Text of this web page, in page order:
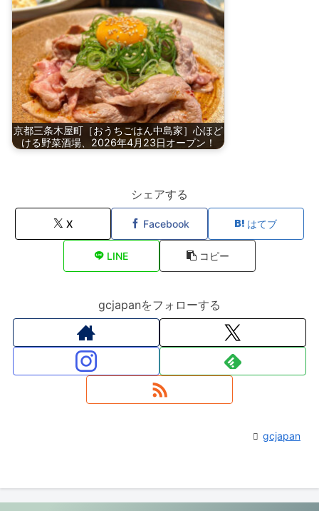
京都三条木屋町［おうちごはん中島家］心ほど
ける野菜酒場、2026年4月23日オープン！
シェアする
X Facebook はてブ
LINE コピー
gcjapanをフォローする
gcjapan